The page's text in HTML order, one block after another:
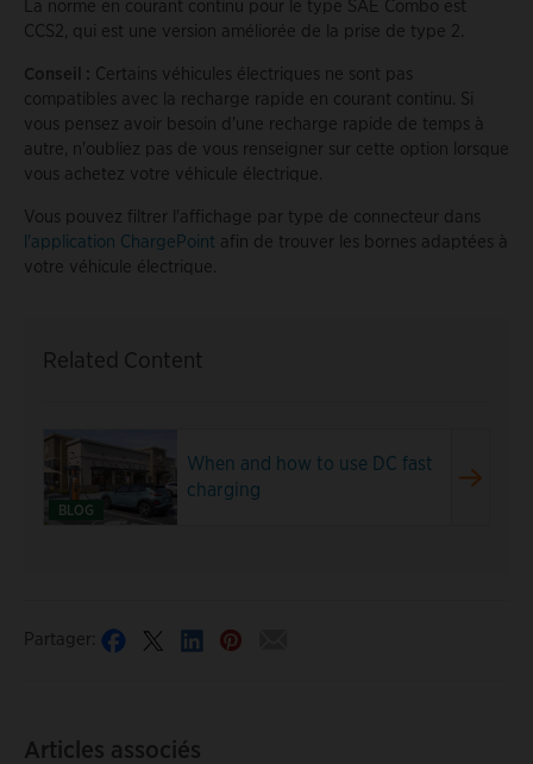
La norme en courant continu pour le type SAE Combo est
CCS2, qui est une version améliorée de la prise de type 2.
Conseil : Certains véhicules électriques ne sont pas
compatibles avec la recharge rapide en courant continu. Si
vous pensez avoir besoin d'une recharge rapide de temps à
autre, n'oubliez pas de vous renseigner sur cette option lorsque
vous achetez votre véhicule électrique.
Vous pouvez filtrer l'affichage par type de connecteur dans
l'application ChargePoint afin de trouver les bornes adaptées à
votre véhicule électrique.
Related Content
BLOG
When and how to use DC fast
charging
Partager:
Articles associés